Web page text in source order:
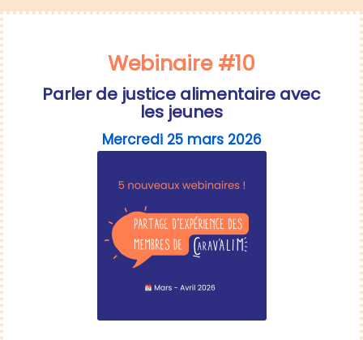
Webinaire #10
Parler de justice alimentaire avec
les jeunes
Mercredi 25 mars 2026